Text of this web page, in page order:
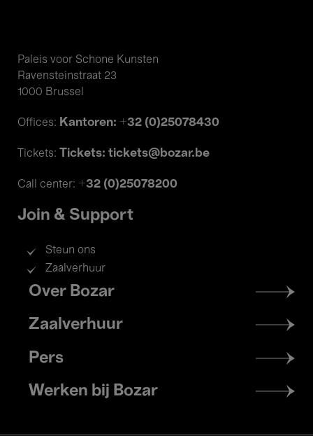
Paleis voor Schone Kunsten
Ravensteinstraat 23
1000 Brussel
Offices: Kantoren: +32 (0)25078430
Tickets: Tickets: tickets@bozar.be
Call center: +32 (0)25078200
Join & Support
Steun ons
Zaalverhuur
Footer
menu
Over Bozar
Zaalverhuur
Pers
Werken bij Bozar